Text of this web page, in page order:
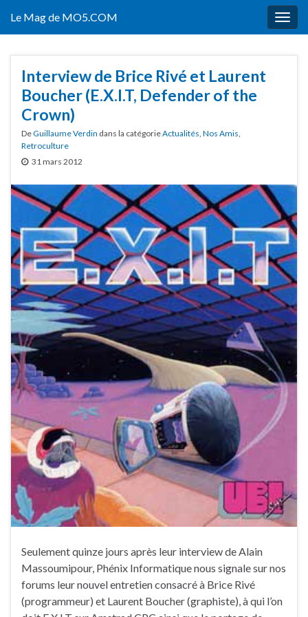
Le Mag de MO5.COM
Interview de Brice Rivé et Laurent
Boucher (E.X.I.T, Defender of the
Crown)
DeGuillaume Verdin dans la catégorieActualités, Nos Amis,
Retroculture
31 mars 2012
Seulement quinze jours après leur interview de Alain
Massoumipour, Phénix Informatique nous signale sur nos
forums leur nouvel entretien consacré à Brice Rivé
(programmeur) et Laurent Boucher (graphiste), à qui l’on